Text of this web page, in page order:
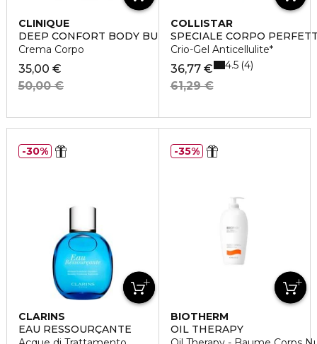
CLINIQUE
DEEP CONFORT BODY BUTTER
Crema Corpo
35,00 €
50,00 €
COLLISTAR
SPECIALE CORPO
Crio-Gel Anticellulite*
36,77 €
61,29 €
4.5 4
CLARINS
EAU RESSOURÇANTE
30%
BIOTHERM
OIL THERAPY
35%